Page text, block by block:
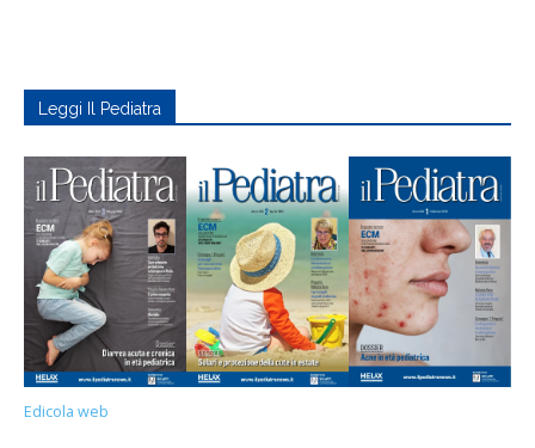
Leggi Il Pediatra
Edicola web